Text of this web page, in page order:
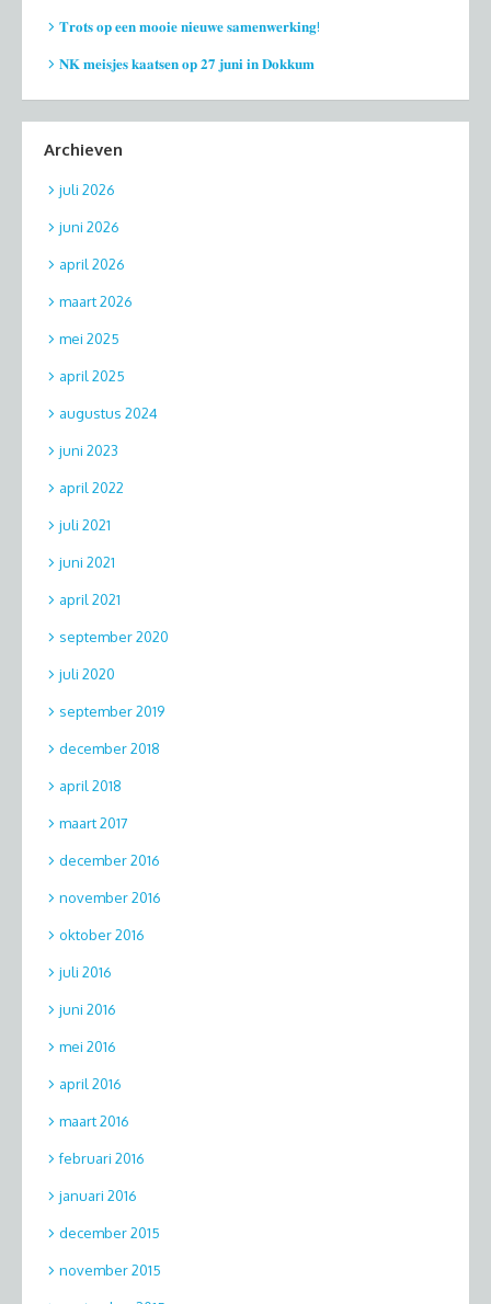
𝐓𝐫𝐨𝐭𝐬 𝐨𝐩 𝐞𝐞𝐧 𝐦𝐨𝐨𝐢𝐞 𝐧𝐢𝐞𝐮𝐰𝐞 𝐬𝐚𝐦𝐞𝐧𝐰𝐞𝐫𝐤𝐢𝐧𝐠!
𝐍𝐊 𝐦𝐞𝐢𝐬𝐣𝐞𝐬 𝐤𝐚𝐚𝐭𝐬𝐞𝐧 𝐨𝐩 𝟐𝟕 𝐣𝐮𝐧𝐢 𝐢𝐧 𝐃𝐨𝐤𝐤𝐮𝐦
Archieven
juli 2026
juni 2026
april 2026
maart 2026
mei 2025
april 2025
augustus 2024
juni 2023
april 2022
juli 2021
juni 2021
april 2021
september 2020
juli 2020
september 2019
december 2018
april 2018
maart 2017
december 2016
november 2016
oktober 2016
juli 2016
juni 2016
mei 2016
april 2016
maart 2016
februari 2016
januari 2016
december 2015
november 2015